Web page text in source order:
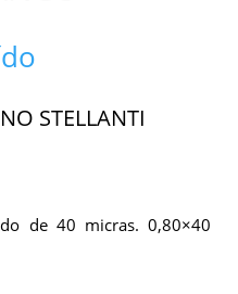
STELLANTI
de 40 micras. 0,80×40